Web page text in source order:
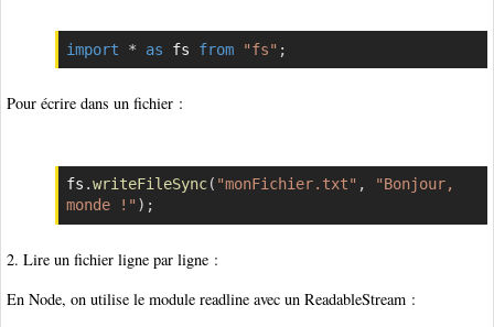
import * as fs from "fs" ;
Pour écrire dans un fichier :
fs .writeFileSync( "monFichier.txt" ,
"Bonjour,
monde !" ) ;
Copier
2. Lire un fichier ligne par ligne :
En Node, on utilise le module readline avec un ReadableStream :